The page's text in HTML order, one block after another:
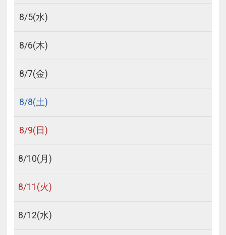
8/5(水)
8/6(木)
8/7(金)
8/8(土)
8/9(日)
8/10(月)
8/11 (火)
8/12(水)